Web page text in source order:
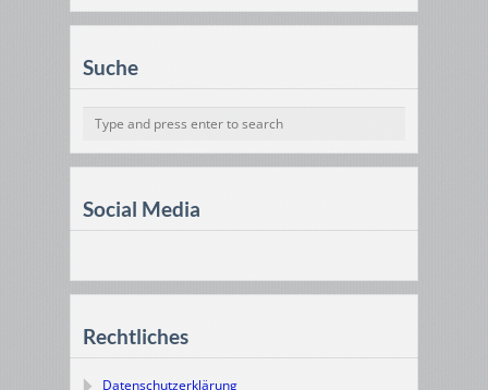
Suche
Social Media
Rechtliches
Datenschutzerklärung